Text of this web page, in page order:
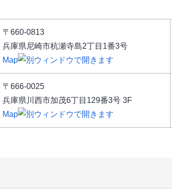
〒660-0813
兵庫県尼崎市杭瀬寺島2丁目1番3号
Map
〒666-0025
兵庫県川西市加茂6丁目129番3号 3F
Map